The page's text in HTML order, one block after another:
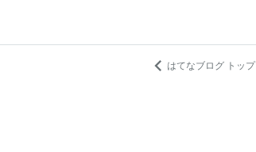
はてなブログ トップ